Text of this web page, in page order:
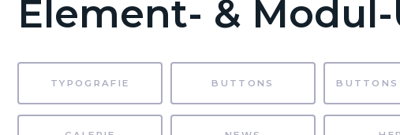
Element- &
TYPOGRAFIE BUTTONS